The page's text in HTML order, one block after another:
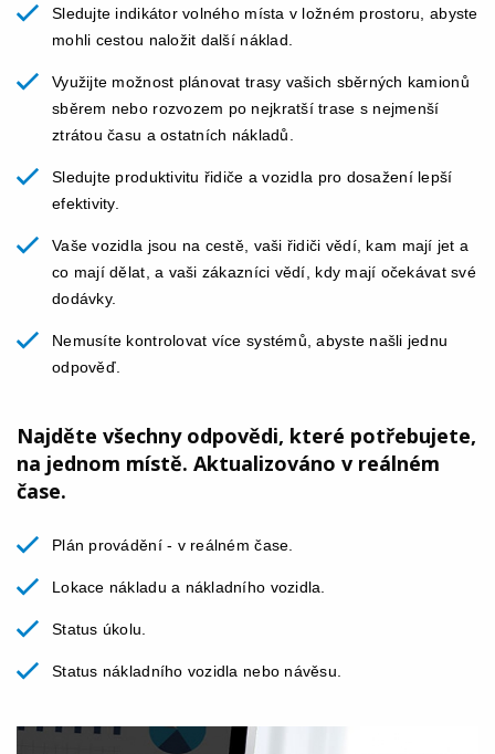
Sledujte indikátor volného místa v ložném prostoru, abyste
mohli cestou naložit další náklad.
Využijte možnost plánovat trasy vašich sběrných kamionů
sběrem nebo rozvozem po nejkratší trase s nejmenší
ztrátou času a ostatních nákladů.
Sledujte produktivitu řidiče a vozidla pro dosažení lepší
efektivity.
Vaše vozidla jsou na cestě, vaši řidiči vědí, kam mají jet a
co mají dělat, a vaši zákazníci vědí, kdy mají očekávat své
dodávky.
Nemusíte kontrolovat více systémů, abyste našli jednu
odpověď.
Najděte všechny odpovědi, které potřebujete,
na jednom místě. Aktualizováno v reálném
čase.
Plán provádění - v reálném čase.
Lokace nákladu a nákladního vozidla.
Status úkolu.
Status nákladního vozidla nebo návěsu.